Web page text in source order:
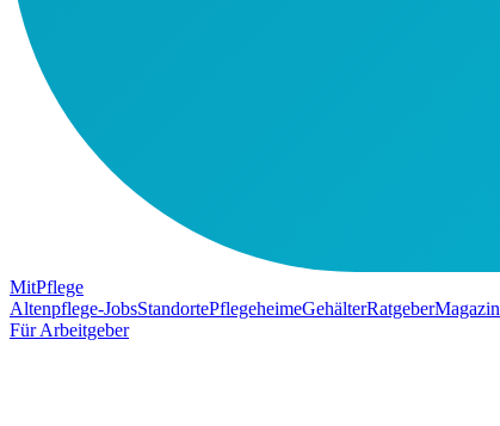
MitPflege
Altenpflege-JobsStandortePflegeheimeGehälterRatgeberMagazin
Für Arbeitgeber